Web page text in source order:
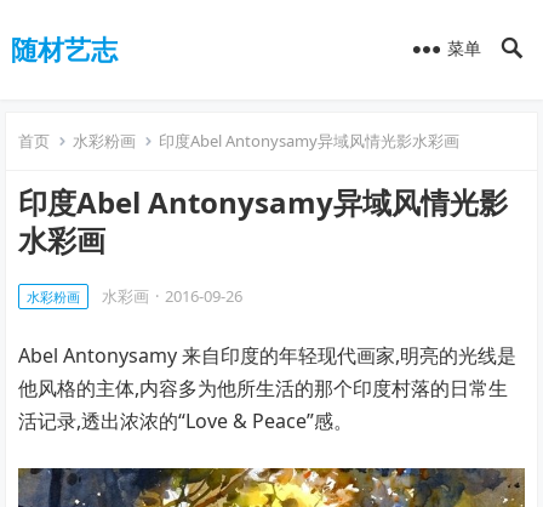
随材艺志 菜单
首页 水彩粉画 印度Abel Antonysamy异域风情光影水彩画
印度Abel Antonysamy异域风情光影
水彩画
水彩粉画 水彩画 · 2016-09-26
Abel Antonysamy 来自印度的年轻现代画家,明亮的光线是
他风格的主体,内容多为他所生活的那个印度村落的日常生
活记录,透出浓浓的“Love & Peace”感。